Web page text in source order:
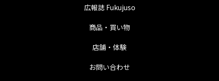
広報誌 Fukujuso
商品・買い物
店舗・体験
お問い合わせ